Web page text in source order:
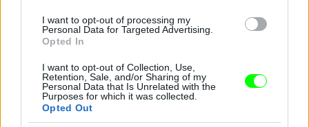
I want to opt-out of processing my
Personal Data for Targeted Advertising.
Opted In
I want to opt-out of Collection, Use,
Retention, Sale, and/or Sharing of my
Personal Data that Is Unrelated with the
Purposes for which it was collected.
Opted Out
Jön még kép!